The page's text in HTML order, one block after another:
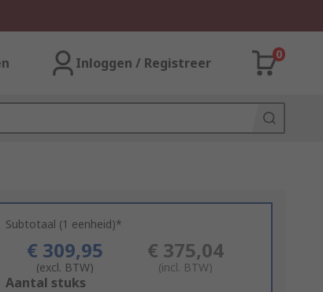
Inloggen / Registreer
0
Subtotaal (1 eenheid)*
€ 309,95
(excl. BTW)
€ 375,04
(incl. BTW)
Add
Aantal stuks